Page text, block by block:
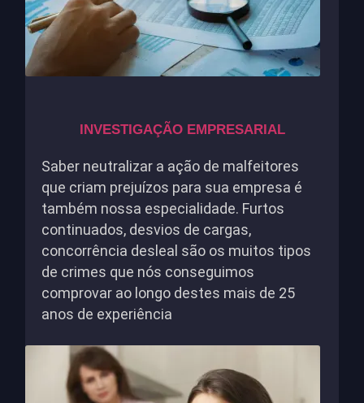
INVESTIGAÇÃO EMPRESARIAL
Saber neutralizar a ação de malfeitores
que criam prejuízos para sua empresa é
também nossa especialidade. Furtos
continuados, desvios de cargas,
concorrência desleal são os muitos tipos
de crimes que nós conseguimos
comprovar ao longo destes mais de 25
anos de experiência